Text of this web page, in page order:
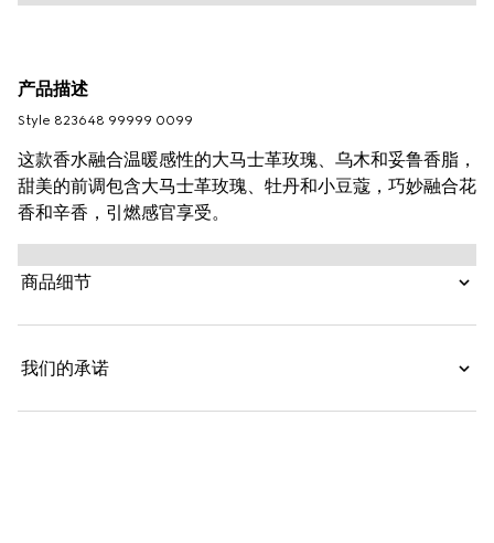
产品描述
Style ‎823648 99999 0099
这款香水融合温暖感性的大马士革玫瑰、乌木和妥鲁香脂，
甜美的前调包含大马士革玫瑰、牡丹和小豆蔻，巧妙融合花
香和辛香，引燃感官享受。
商品细节
我们的承诺